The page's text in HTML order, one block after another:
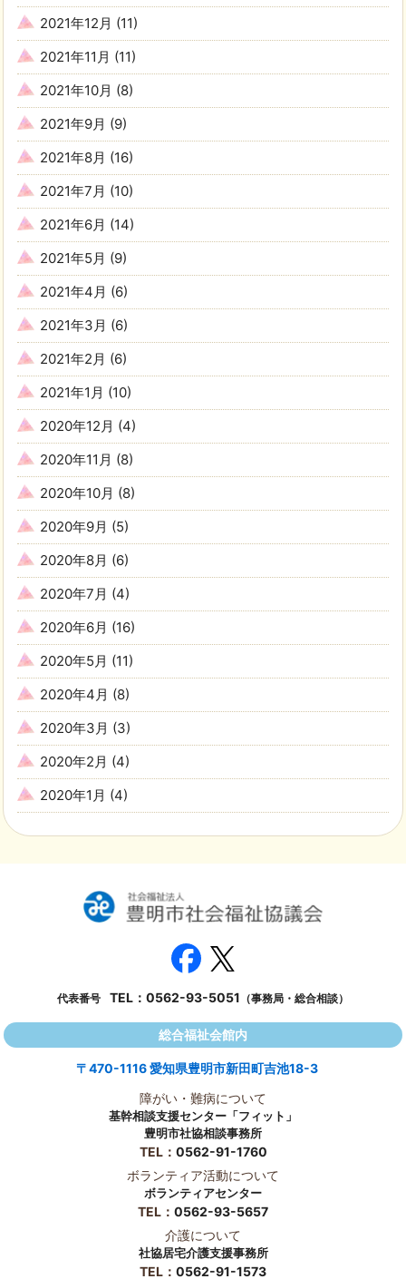
2021年12月 (11)
2021年11月 (11)
2021年10月 (8)
2021年9月 (9)
2021年8月 (16)
2021年7月 (10)
2021年6月 (14)
2021年5月 (9)
2021年4月 (6)
2021年3月 (6)
2021年2月 (6)
2021年1月 (10)
2020年12月 (4)
2020年11月 (8)
2020年10月 (8)
2020年9月 (5)
2020年8月 (6)
2020年7月 (4)
2020年6月 (16)
2020年5月 (11)
2020年4月 (8)
2020年3月 (3)
2020年2月 (4)
2020年1月 (4)
代表番号 TEL： 0562-93-5051 （事務局・総合相談）
総合福祉会館内
〒470-1116 愛知県豊明市新田町吉池18-3
障がい・難病について
基幹相談支援センター「フィット」
豊明市社協相談事務所
TEL： 0562-91-1760
ボランティア活動について
ボランティアセンター
TEL： 0562-93-5657
介護について
社協居宅介護支援事務所
TEL： 0562-91-1573